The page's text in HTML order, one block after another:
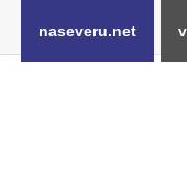
naseveru.net